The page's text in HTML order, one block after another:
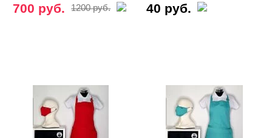
700 руб. 1200 руб. 40 руб.